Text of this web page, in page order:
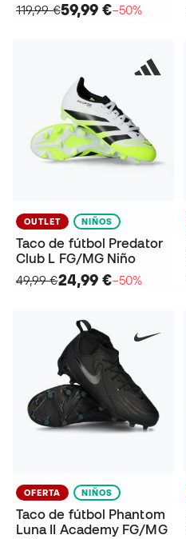
119,99 €59,99 €−50%
OUTLET NIÑOS
Taco de fútbol Predator
Club L FG/MG Niño
49,99 €24,99 €−50%
OFERTA NIÑOS
Taco de fútbol Phantom
Luna II Academy FG/MG